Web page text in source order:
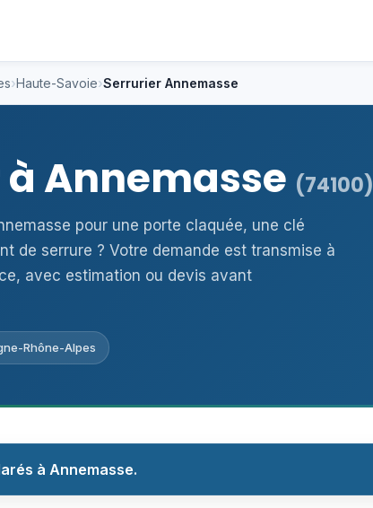
›Haute-Savoie›Serrurier Annemasse
Annemasse (74100)
pour une porte claquée, une clé
de serrure ? Votre demande est transmise à
avec estimation ou devis avant
Rhône-Alpes
à Annemasse.